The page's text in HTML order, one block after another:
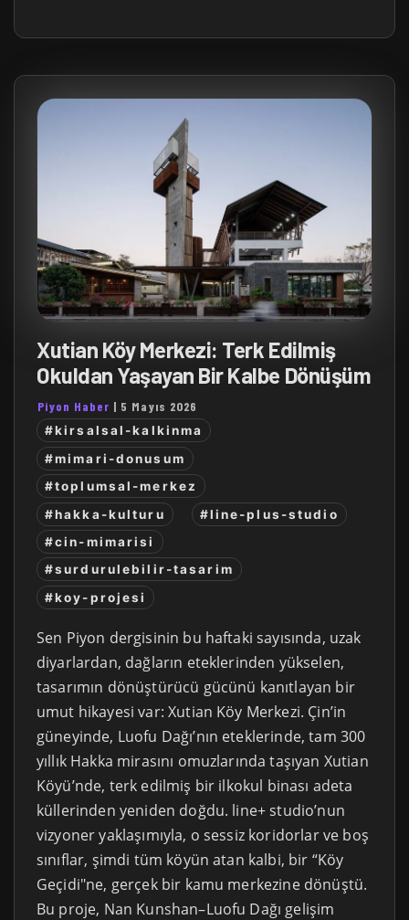
Xutian Köy Merkezi: Terk Edilmiş
Okuldan Yaşayan Bir Kalbe Dönüşüm
Piyon Haber | 5 Mayıs 2026
#kirsalsal-kalkinma
#mimari-donusum
#toplumsal-merkez
#hakka-kulturu
#line-plus-studio
#cin-mimarisi
#surdurulebilir-tasarim
#koy-projesi
Sen Piyon dergisinin bu haftaki sayısında, uzak
diyarlardan, dağların eteklerinden yükselen,
tasarımın dönüştürücü gücünü kanıtlayan bir
umut hikayesi var: Xutian Köy Merkezi. Çin’in
güneyinde, Luofu Dağı’nın eteklerinde, tam 300
yıllık Hakka mirasını omuzlarında taşıyan Xutian
Köyü’nde, terk edilmiş bir ilkokul binası adeta
küllerinden yeniden doğdu. line+ studio’nun
vizyoner yaklaşımıyla, o sessiz koridorlar ve boş
sınıflar, şimdi tüm köyün atan kalbi, bir “Köy
Geçidi"ne, gerçek bir kamu merkezine dönüştü.
Bu proje, Nan Kunshan–Luofu Dağı gelişim